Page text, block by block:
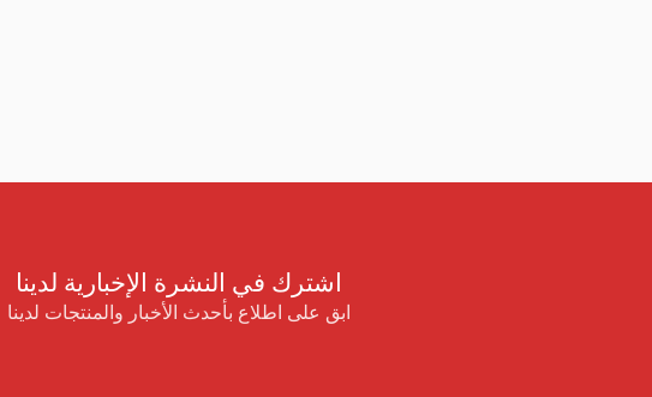
اشترك في النشرة الإخبارية لدينا
ابق على اطلاع بأحدث الأخبار والمنتجات لدينا